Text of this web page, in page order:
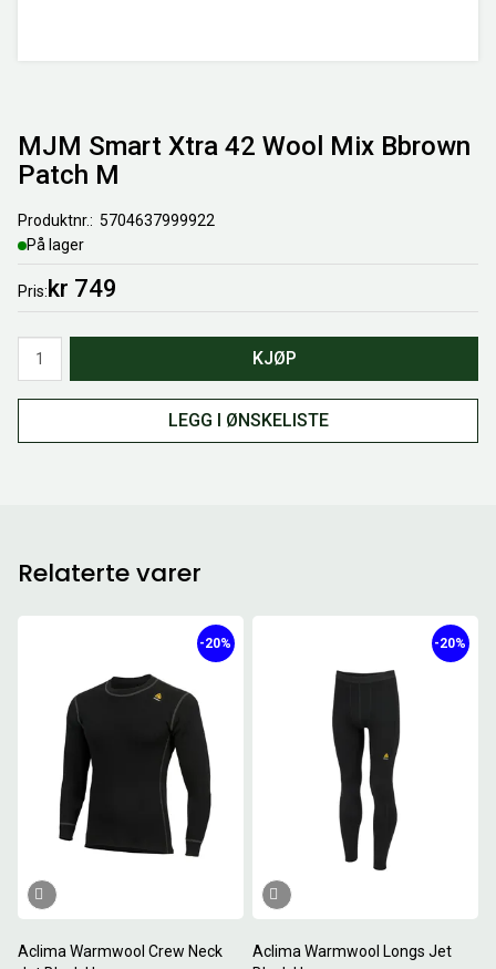
MJM Smart Xtra 42 Wool Mix Bbrown
Patch M
Produktnr.
5704637999922
På lager
Pris kr 749
KJØP
LEGG I ØNSKELISTE
Relaterte varer
Aclima Warmwool Crew Neck
-20%
Aclima Warmwool Longs Jet
-20%